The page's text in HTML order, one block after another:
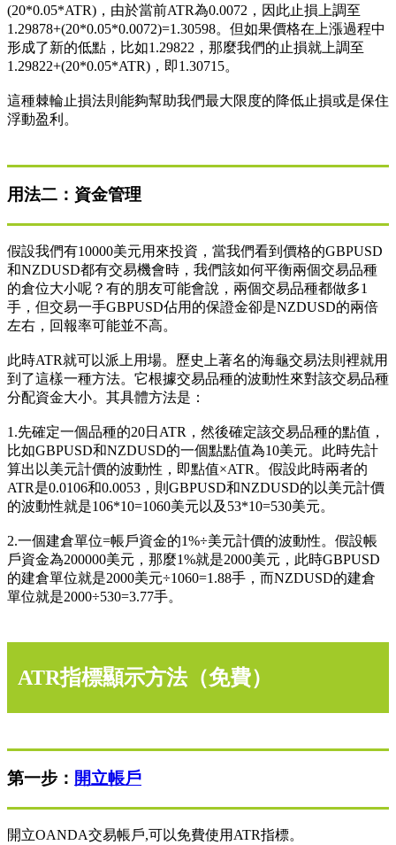
(20*0.05*ATR)，由於當前ATR為0.0072，因此止損上調至
1.29878+(20*0.05*0.0072)=1.30598。但如果價格在上漲過程中
形成了新的低點，比如1.29822，那麼我們的止損就上調至
1.29822+(20*0.05*ATR)，即1.30715。
這種棘輪止損法則能夠幫助我們最大限度的降低止損或是保住
浮動盈利。
用法二：資金管理
假設我們有10000美元用來投資，當我們看到價格的GBPUSD
和NZDUSD都有交易機會時，我們該如何平衡兩個交易品種
的倉位大小呢？有的朋友可能會說，兩個交易品種都做多1
手，但交易一手GBPUSD佔用的保證金卻是NZDUSD的兩倍
左右，回報率可能並不高。
此時ATR就可以派上用場。歷史上著名的海龜交易法則裡就用
到了這樣一種方法。它根據交易品種的波動性來對該交易品種
分配資金大小。其具體方法是：
1.先確定一個品種的20日ATR，然後確定該交易品種的點值，
比如GBPUSD和NZDUSD的一個點點值為10美元。此時先計
算出以美元計價的波動性，即點值×ATR。假設此時兩者的
ATR是0.0106和0.0053，則GBPUSD和NZDUSD的以美元計價
的波動性就是106*10=1060美元以及53*10=530美元。
2.一個建倉單位=帳戶資金的1%÷美元計價的波動性。假設帳
戶資金為200000美元，那麼1%就是2000美元，此時GBPUSD
的建倉單位就是2000美元÷1060=1.88手，而NZDUSD的建倉
單位就是2000÷530=3.77手。
ATR指標顯示方法（免費）
第一步： 開立帳戶
開立OANDA交易帳戶,可以免費使用ATR指標。